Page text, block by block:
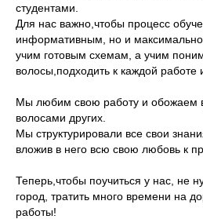
студентами.
Для нас важно,чтобы процесс
информативным, но и
учим готовым схемам, а учим
волосы,подходить к каждой работе
Мы любим свою работу и обожаем
волосами других.
Мы структурировали все свои
вложив в него всю свою любовь к
Теперь,чтобы поучиться у нас, не
город, тратить много времени на
работы!